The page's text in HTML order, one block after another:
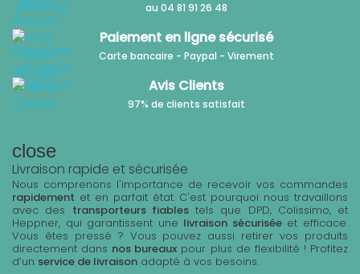
au 04 81 91 26 48
Paiement en ligne sécurisé
Carte bancaire - Paypal - Virement
Avis Clients
97% de clients satisfait
close
Livraison rapide et sécurisée
Nous comprenons l'importance de recevoir vos commandes
rapidement et en parfait état. C'est pourquoi nous travaillons
avec des transporteurs fiablestels que DPD, Colissimo, et
Heppner, qui garantissent une livraison sécuriséeet efficace.
Vous êtes pressé ? Vous pouvez aussi retirer vos produits
directement dans nos bureaux pour plus de flexibilité ! Profitez
d’un service de livraison adapté à vos besoins.